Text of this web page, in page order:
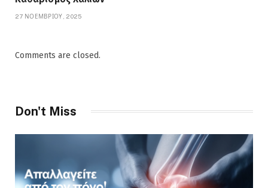
27 ΝΟΕΜΒΡΊΟΥ, 2025
Comments are closed.
Don't Miss